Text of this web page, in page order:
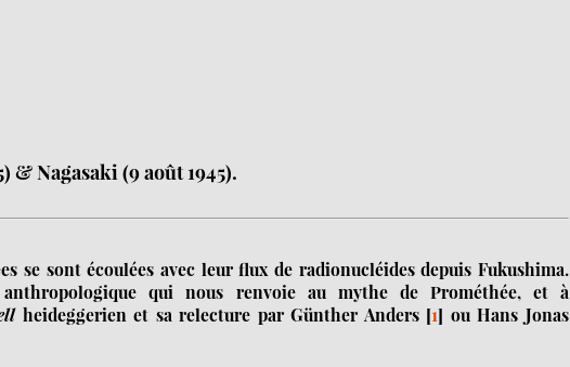
& Nagasaki (9 août 1945).
se sont écoulées avec leur flux de radionucléides depuis Fukushima.
qui nous renvoie au mythe de Prométhée, et à
heideggerien et sa relecture par Günther Anders[1] ou Hans Jonas